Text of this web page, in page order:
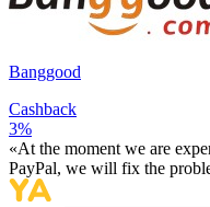
Banggood
Cashback
3%
«At the moment we are
PayPal, we will fix the